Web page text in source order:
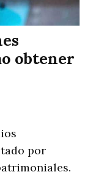
obtener
por